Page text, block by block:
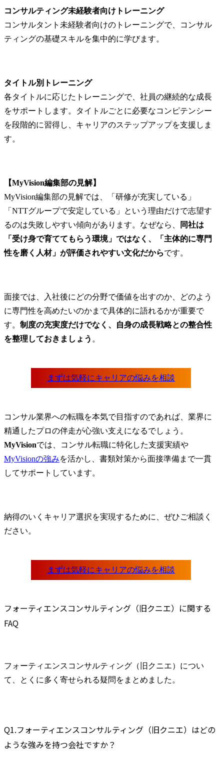
コンサルティング未経験者向けトレーニング
コンサルタント未経験者向けのトレーニングで、コンサル
ティングの基礎スキルを集中的に学びます。
タイトル別トレーニング
各タイトルに応じたトレーニングで、社員の継続的な成長
をサポートします。タイトルごとに必要なコンピテンシー
を段階的に習得し、キャリアのステップアップを支援しま
す。
【MyVision編集部の見解】
MyVision編集部の見解では、「研修が充実している」
「NTTグループで安定している」という理由だけで志望す
るのは失敗しやすい傾向があります。なぜなら、
同社は
「受け身で育ててもらう環境」ではなく、「主体的に専門
性を磨く人材」が評価されやすい文化だからです。
面接では、入社後にどの分野で価値を出すのか、どのよう
に専門性を高めたいのかまで具体的に語れるかが重要で
す。 制度の充実度だけでなく、自身の成長戦略との整合性
を整理しておきましょう 。
コンサル業界への転職を本気で目指すのであれば、業界に
精通したプロの伴走が心強い支えになるでしょう。
MyVisionでは、コンサル転職に特化した支援実績や
MyVisionの強みを活かし、書類対策から面接準備まで一貫
してサポートしています。
納得のいくキャリア選択を実現するために、ぜひご相談く
ださい。
フォーティエンスコンサルティング（旧クニエ）に関する
FAQ
フォーティエンスコンサルティング（旧クニエ）につい
て、とくに多く寄せられる疑問をまとめました。
Q1.フォーティエンスコンサルティング（旧クニエ）はどの
ような強みを持つ会社ですか？